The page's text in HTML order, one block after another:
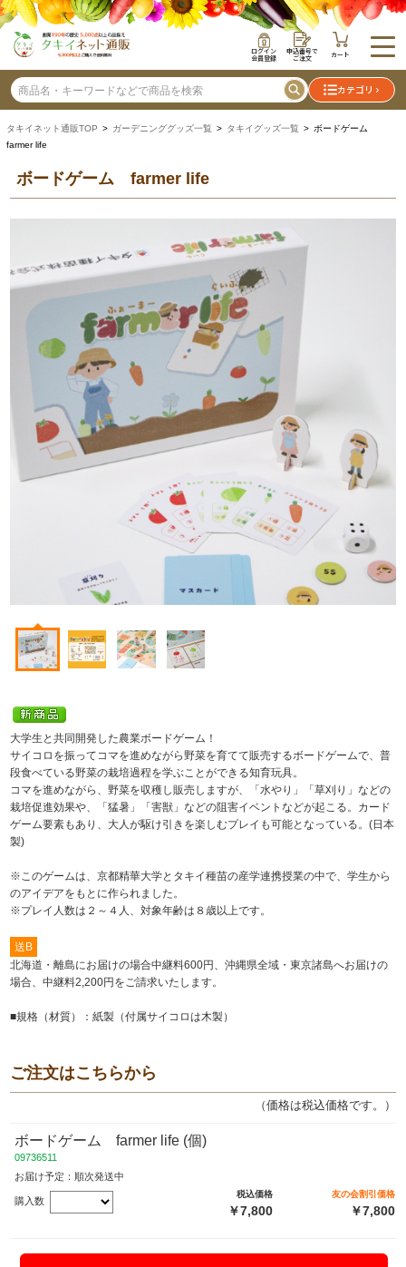
ログイン
会員登録
申込番号で
ご注文 カート
カテゴリ
タキイネット通販TOP > ガーデニンググッズ一覧 > タキイグッズ一覧 > ボードゲーム
farmer life
ボードゲーム farmer life
大学生と共同開発した農業ボードゲーム！
サイコロを振ってコマを進めながら野菜を育てて販売するボードゲームで、普
段食べている野菜の栽培過程を学ぶことができる知育玩具。
コマを進めながら、野菜を収穫し販売しますが、「水やり」「草刈り」などの
栽培促進効果や、「猛暑」「害獣」などの阻害イベントなどが起こる。カード
ゲーム要素もあり、大人が駆け引きを楽しむプレイも可能となっている。(日本
製)
※このゲームは、京都精華大学とタキイ種苗の産学連携授業の中で、学生から
のアイデアをもとに作られました。
※プレイ人数は２～４人、対象年齢は８歳以上です。
送B
北海道・離島にお届けの場合中継料600円、沖縄県全域・東京諸島へお届けの
場合、中継料2,200円をご請求いたします。
■規格（材質）：紙製（付属サイコロは木製）
ご注文はこちらから
（価格は税込価格です。）
ボードゲーム farmer life (個)
09736511
お届け予定：順次発送中
購入数
税込価格
￥7,800
友の会割引価格
￥7,800